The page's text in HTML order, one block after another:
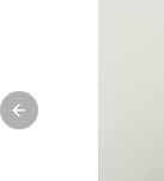
Previous slide